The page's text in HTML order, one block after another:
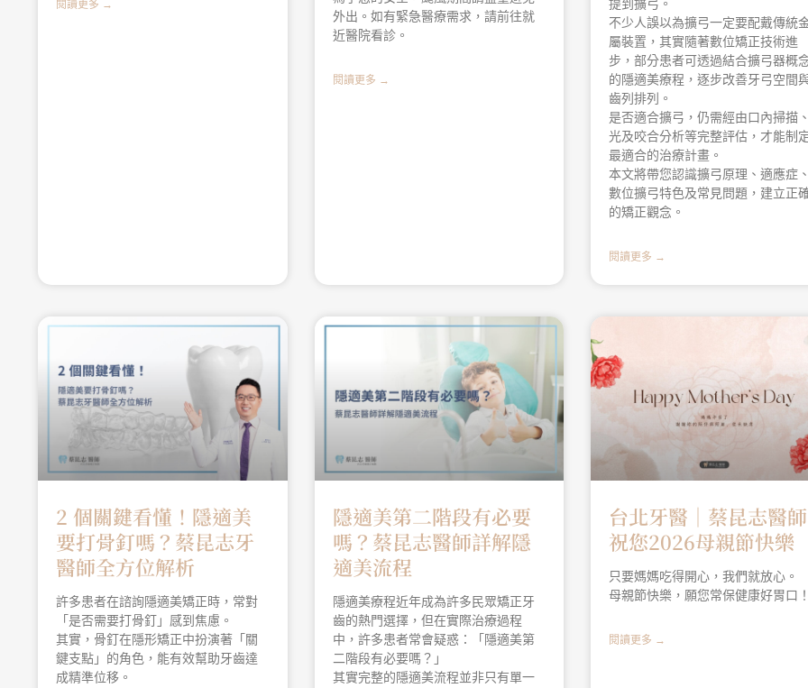
閱讀更多 →
外出。如有緊急醫療需求，請前往就
近醫院看診。
閱讀更多 →
提到擴弓。
不少人誤以為擴弓一定要配戴傳統
屬裝置，其實隨著數位矯正技術進
步，部分患者可透過結合擴弓器概
的隱適美療程，逐步改善牙弓空間
齒列排列。
是否適合擴弓，仍需經由口內掃描
光及咬合分析等完整評估，才能制
最適合的治療計畫。
本文將帶您認識擴弓原理、適應症
數位擴弓特色及常見問題，建立正
的矯正觀念。
閱讀更多 →
2 個關鍵看懂！隱適美
要打骨釘嗎？蔡昆志牙
醫師全方位解析
許多患者在諮詢隱適美矯正時，常對
「是否需要打骨釘」感到焦慮。
其實，骨釘在隱形矯正中扮演著「關
鍵支點」的角色，能有效幫助牙齒達
成精準位移。
隱適美第二階段有必要
嗎？蔡昆志醫師詳解隱
適美流程
隱適美療程近年成為許多民眾矯正牙
齒的熱門選擇，但在實際治療過程
中，許多患者常會疑惑：「隱適美第
二階段有必要嗎？」
其實完整的隱適美流程並非只有單一
台北牙醫│蔡昆志醫師
祝您2026母親節快樂
只要媽媽吃得開心，我們就放心。
母親節快樂，願您常保健康好胃口
閱讀更多 →